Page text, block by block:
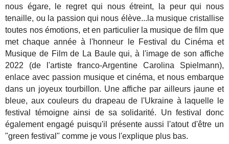
nous égare, le regret qui nous étreint, la peur qui nous
tenaille, ou la passion qui nous élève...la musique cristallise
toutes nos émotions, et en particulier la musique de film que
met chaque année à l'honneur le Festival du Cinéma et
Musique de Film de La Baule qui, à l'image de son affiche
2022 (de l'artiste franco-Argentine Carolina Spielmann),
enlace avec passion musique et cinéma, et nous embarque
dans un joyeux tourbillon. Une affiche par ailleurs jaune et
bleue, aux couleurs du drapeau de l'Ukraine à laquelle le
festival témoigne ainsi de sa solidarité. Un festival donc
également engagé puisqu'il présente aussi l'atout d'être un
"green festival" comme je vous l'explique plus bas.